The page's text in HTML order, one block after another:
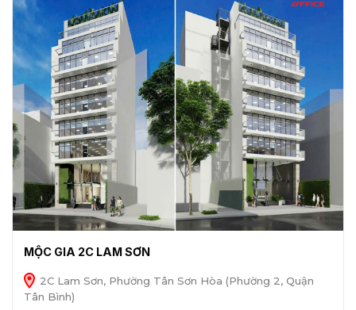
MỘC GIA 2C LAM SƠN
2C Lam Sơn, Phường Tân Sơn Hòa (Phường 2, Quận
Tân Bình)